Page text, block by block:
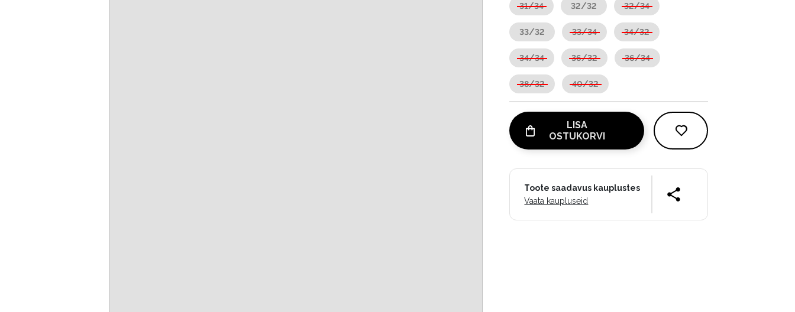
31/34 32/32 32/34
33/32 33/34 34/32
34/34 36/32 36/34
38/32 40/32
LISA
OSTUKORVI
Toote saadavus kauplustes
Vaata kaupluseid